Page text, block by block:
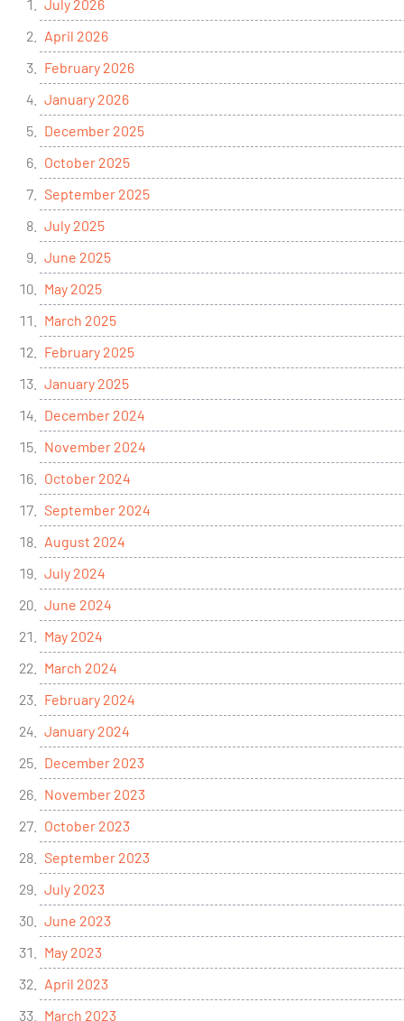
July 2026
April 2026
February 2026
January 2026
December 2025
October 2025
September 2025
July 2025
June 2025
May 2025
March 2025
February 2025
January 2025
December 2024
November 2024
October 2024
September 2024
August 2024
July 2024
June 2024
May 2024
March 2024
February 2024
January 2024
December 2023
November 2023
October 2023
September 2023
July 2023
June 2023
May 2023
April 2023
March 2023